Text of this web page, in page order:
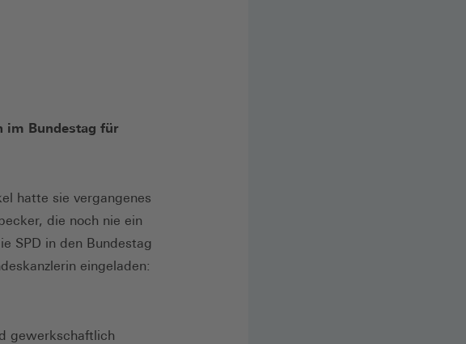
im Bundestag für
hatte sie vergangenes
die noch nie ein
SPD in den Bundestag
eingeladen:
gewerkschaftlich